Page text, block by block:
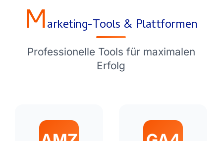
Marketing-Tools & Plattformen
Professionelle Tools für maximalen
Erfolg